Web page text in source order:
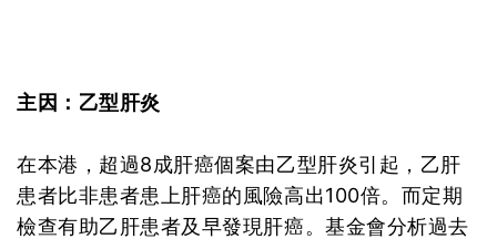
主因：乙型肝炎
在本港，超過8成肝癌個案由乙型肝炎引起，乙肝
患者比非患者患上肝癌的風險高出100倍。而定期
檢查有助乙肝患者及早發現肝癌。基金會分析過去